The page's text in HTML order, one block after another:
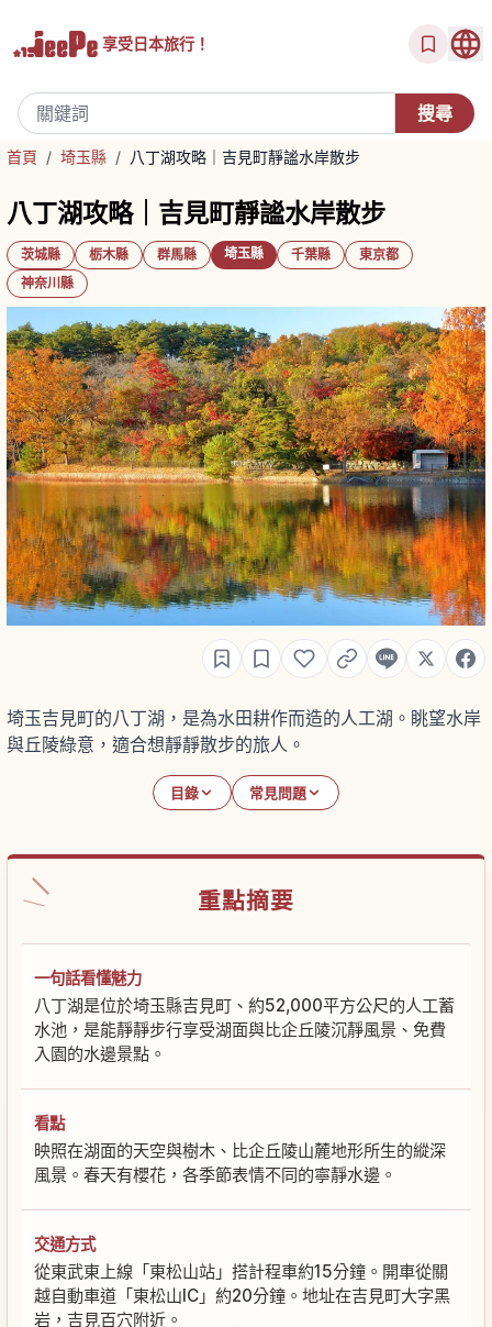
享受日本旅行！
首頁 / 埼玉縣 / 八丁湖攻略｜吉見町靜謐水岸散步
八丁湖攻略｜吉見町靜謐水岸散步
茨城縣 栃木縣 群馬縣 埼玉縣 千葉縣
東京都
神奈川縣
埼玉吉見町的八丁湖，是為水田耕作而造的人工湖。眺望水岸
與丘陵綠意，適合想靜靜散步的旅人。
目錄 常見問題
重點摘要
一句話看懂魅力
八丁湖是位於埼玉縣吉見町、約52,000平方公尺的人工蓄
水池，是能靜靜步行享受湖面與比企丘陵沉靜風景、免費
入園的水邊景點。
看點
映照在湖面的天空與樹木、比企丘陵山麓地形所生的縱深
風景。春天有櫻花，各季節表情不同的寧靜水邊。
交通方式
從東武東上線「東松山站」搭計程車約15分鐘。開車從關
越自動車道「東松山IC」約20分鐘。地址在吉見町大字黑
岩，吉見百穴附近。